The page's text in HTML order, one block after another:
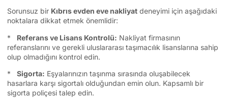
Sorunsuz bir Kıbrıs evden eve nakliyat deneyimi için aşağıdaki
noktalara dikkat etmek önemlidir:
* Referans ve Lisans Kontrolü: Nakliyat firmasının
referanslarını ve gerekli uluslararası taşımacılık lisanslarına sahip
olup olmadığını kontrol edin.
* Sigorta: Eşyalarınızın taşınma sırasında oluşabilecek
hasarlara karşı sigortalı olduğundan emin olun. Kapsamlı bir
sigorta poliçesi talep edin.